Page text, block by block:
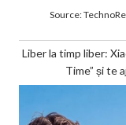
Source:
Liber la timp liber:
Time” și te